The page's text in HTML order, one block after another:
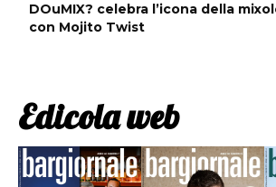
DOuMIX? celebra l’icona della
con Mojito Twist
Edicola web